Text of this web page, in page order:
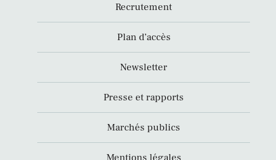
Recrutement
Plan d’accès
Newsletter
Presse et rapports
Marchés publics